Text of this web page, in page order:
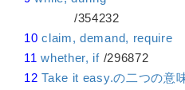
/354232
10 claim, demand, require
11 whether, if/296872
12 Take it easy.の二つの意